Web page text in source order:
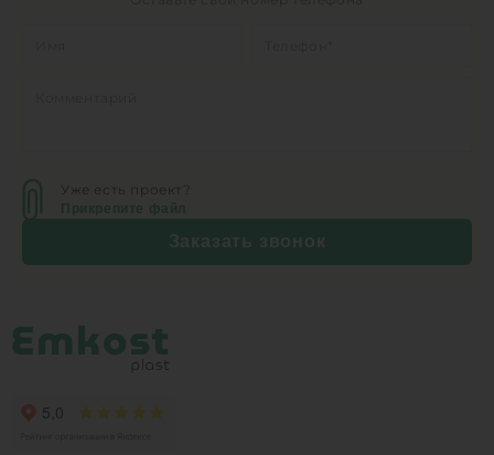
Уже есть проект?
Прикрепите файл
Заказать звонок